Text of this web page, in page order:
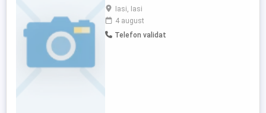
colaborare. Doresc o persoană priceputa,
de încredere . Contract de prestări servicii.
Aștept o ofertă cu experienta si rezultatele
avute anterior. Mulțumesc.
Iasi, Iasi
4 august
Telefon validat